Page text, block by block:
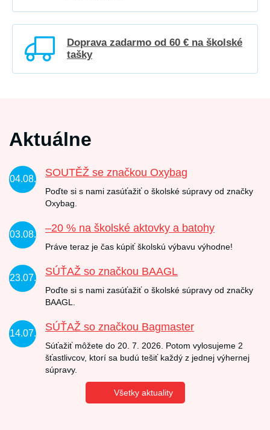
Doprava zadarmo od 60 € na školské
tašky
Aktuálne
04.08.
SOUTĚŽ se značkou Oxybag
Poďte si s nami zasúťažiť o školské súpravy od značky
Oxybag.
03.08.
–20 % na školské aktovky a batohy
Práve teraz je čas kúpiť školskú výbavu výhodne!
23.07.
SÚŤAŽ so značkou BAAGL
Poďte si s nami zasúťažiť o školské súpravy od značky
BAAGL.
14.07.
SÚŤAŽ so značkou Bagmaster
Súťažiť môžete do 20. 7. 2026. Potom vylosujeme 2
šťastlivcov, ktorí sa budú tešiť každý z jednej výhernej
súpravy.
Všetky aktuality